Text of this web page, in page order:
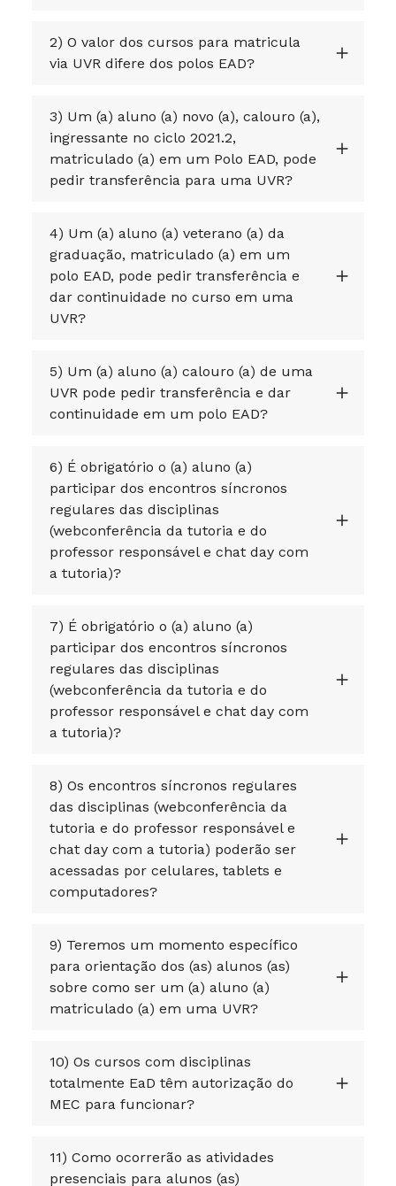
2) O valor dos cursos para matricula
via UVR difere dos polos EAD?
3) Um (a) aluno (a) novo (a), calouro (a),
ingressante no ciclo 2021.2,
matriculado (a) em um Polo EAD, pode
pedir transferência para uma UVR?
4) Um (a) aluno (a) veterano (a) da
graduação, matriculado (a) em um
polo EAD, pode pedir transferência e
dar continuidade no curso em uma
UVR?
5) Um (a) aluno (a) calouro (a) de uma
UVR pode pedir transferência e dar
continuidade em um polo EAD?
6) É obrigatório o (a) aluno (a)
participar dos encontros síncronos
regulares das disciplinas
(webconferência da tutoria e do
professor responsável e chat day com
a tutoria)?
7) É obrigatório o (a) aluno (a)
participar dos encontros síncronos
regulares das disciplinas
(webconferência da tutoria e do
professor responsável e chat day com
a tutoria)?
8) Os encontros síncronos regulares
das disciplinas (webconferência da
tutoria e do professor responsável e
chat day com a tutoria) poderão ser
acessadas por celulares, tablets e
computadores?
9) Teremos um momento específico
para orientação dos (as) alunos (as)
sobre como ser um (a) aluno (a)
matriculado (a) em uma UVR?
10) Os cursos com disciplinas
totalmente EaD têm autorização do
MEC para funcionar?
11) Como ocorrerão as atividades
presenciais para alunos (as)